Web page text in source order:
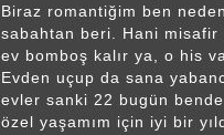
Biraz romantiğim ben
sabahtan beri. Hani misafir
ev bomboş kalır ya, o his
Evden uçup da sana
evler sanki 22 bugün
özel yaşamım için iyi bir